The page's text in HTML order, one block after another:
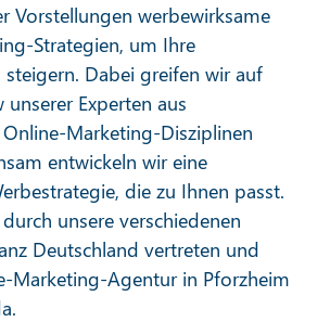
Marketing
Mehr erfahren
Vorstellungen werbewirksame
Strategien, um Ihre
steigern. Dabei greifen wir auf
Experten aus
Marketing-Disziplinen
entwickeln wir eine
die zu Ihnen passt.
unsere verschiedenen
Deutschland vertreten und
Marketing-Agentur in Pforzheim